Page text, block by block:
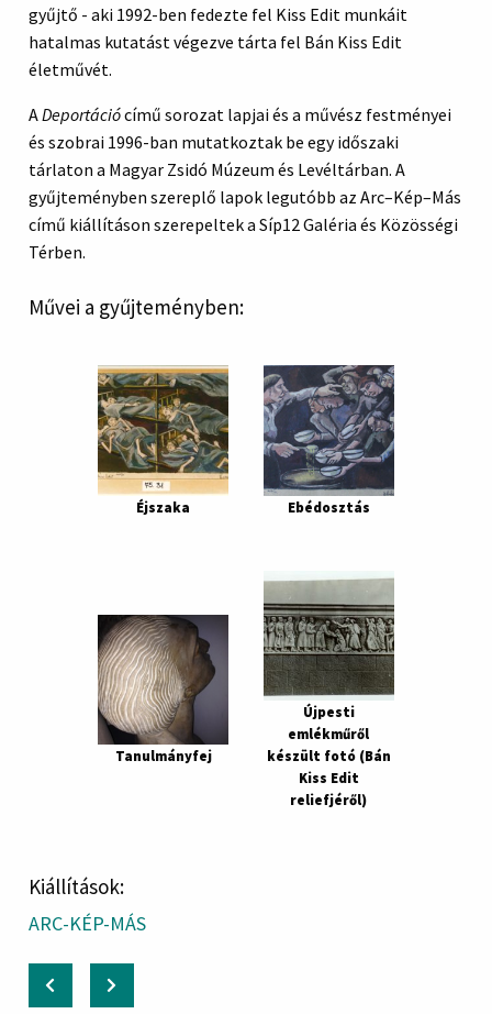
gyűjtő - aki 1992-ben fedezte fel Kiss Edit munkáit
hatalmas kutatást végezve tárta fel Bán Kiss Edit
életművét.
ADeportációcímű sorozat lapjai és a művész festményei
és szobrai 1996-ban mutatkoztak be egy időszaki
tárlaton a Magyar Zsidó Múzeum és Levéltárban. A
gyűjteményben szereplő lapok legutóbb az Arc–Kép–Más
című kiállításon szerepeltek a Síp12 Galéria és Közösségi
Térben.
Művei a gyűjteményben:
Éjszaka Ebédosztás
Tanulmányfej
Újpesti
emlékműről
készült fotó (Bán
Kiss Edit
reliefjéről)
Kiállítások:
ARC-KÉP-MÁS